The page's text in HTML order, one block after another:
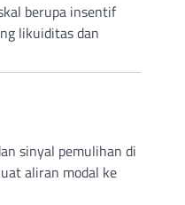
berupa insentif
likuiditas dan
sinyal pemulihan di
aliran modal ke